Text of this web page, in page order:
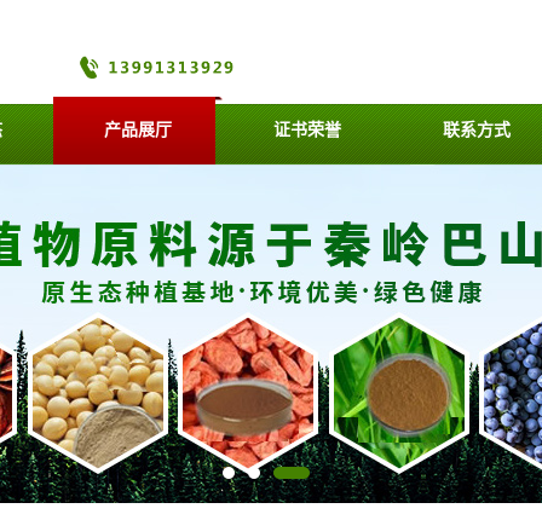
产品展厅 证书荣誉 联系方式